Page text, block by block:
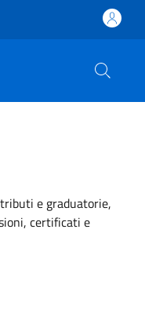
e graduatorie,
certificati e